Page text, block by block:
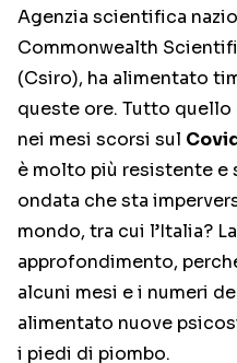
Agenzia scientifica
Commonwealth
(Csiro), ha alimentato
queste ore. Tutto
nei mesi scorsi sul
è molto più resistente e
ondata che sta
mondo, tra cui l’Italia?
approfondimento,
alcuni mesi e i numeri
alimentato nuove
i piedi di piombo.